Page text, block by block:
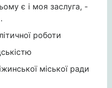
є і моя заслуга, -
роботи
міської ради